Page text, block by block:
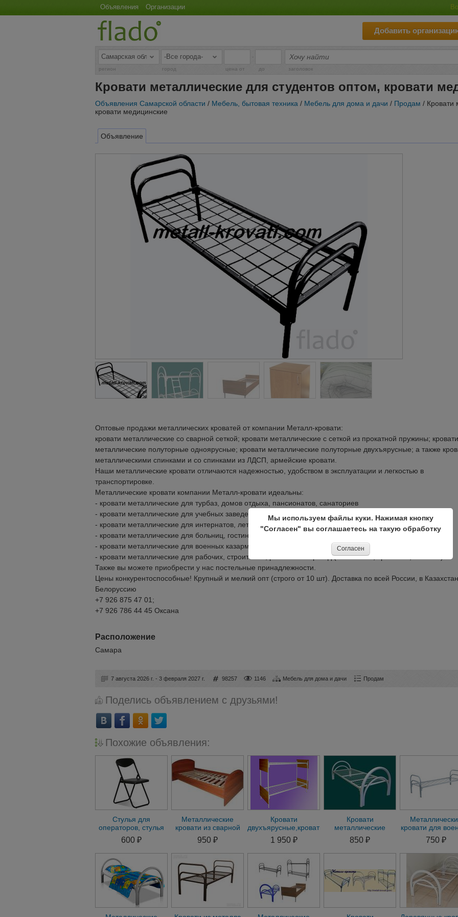
Объявления Организации
Добавить
-
регион город цена от до заголовок
Кровати металлические для студентов оптом, кровати
Объявления Самарской области / Мебель, бытовая техника / Мебель для дома и дачи / Продам / Кровати
кровати медицинские
Объявление
Оптовые продажи металлических кроватей от компании Металл-кровати:
кровати металлические со сварной сеткой; кровати металлические с сеткой из прокатной пружины; кровати
металлические полуторные одноярусные; кровати металлические полуторные двухъярусные; а также
металлическими спинками и со спинками из ЛДСП, армейские кровати.
Наши металлические кровати отличаются надежностью, удобством в эксплуатации и легкостью в
транспортировке.
Металлические кровати компании Металл-кровати идеальны:
- кровати металлические для турбаз, домов отдыха, пансионатов, санаториев
- кровати металлические для учебных заведений, общежитий студентов
- кровати металлические для интернатов, летних лагерей
- кровати металлические для больниц, гостиниц эконом класса
- кровати металлические для военных казарм
- кровати металлические для рабочих, строителей, ремонтных бригад (вагончиков, времянок, бытовок)
Также вы можете приобрести у нас постельные принадлежности.
Цены конкурентоспособные! Крупный и мелкий опт (строго от 10 шт). Доставка по всей России, в
Белоруссию
+7 926 875 47 01;
+7 926 786 44 45 Оксана
Расположение
Самара
7 августа 2026 г. - 3 февраля 2027 г. 98257 1146 Мебель для дома и дачи Продам
Поделись объявлением с друзьями!
Похожие объявления:
Стулья для
операторов, стулья
для студентов,
Стулья для
персонала
600 ₽
Металлические
кровати из сварной
сетки ,кровати для
общежитий ,хостелh
950 ₽
Кровати
двухъярусные,кровати
металлические
эконом с доставкой
оптом
1 950 ₽
Кровати
металлические
двухъярусные для
казарм, кровати для
больниц.
850 ₽
кровати для
казарм,
санатория
750 ₽
Мы используем файлы куки. Нажимая кнопку
"Согласен" вы соглашаетесь на такую обработку
Согласен